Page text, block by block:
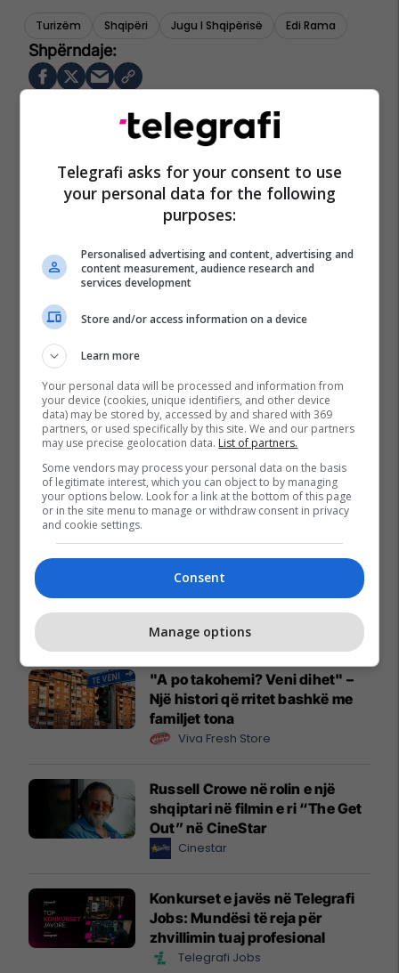
Turizëm Shqipëri Jugu I Shqipërisë Edi Rama
Reklamo këtu
"A po takohemi? Veni dihet" –
Një histori që rritet bashkë me
familjet tona
Viva Fresh Store
Russell Crowe në rolin e një
shqiptari në filmin e ri “The Get
Out” në CineStar
Cinestar
Konkurset e javës në Telegrafi
Jobs: Mundësi të reja për
zhvillimin tuaj profesional
Telegrafi Jobs
Telegrafi asks for your consent to use
your personal data for the following
purposes:
Personalised advertising and content, advertising and
content measurement, audience research and
services development
Store and/or access information on a device
Learn more
Your personal data will be processed and information from
your device (cookies, unique identifiers, and other device
data) may be stored by, accessed by and shared with 369
partners, or used specifically by this site. We and our partners
may use precise geolocation data. List of partners.
Some vendors may process your personal data on the basis
of legitimate interest, which you can object to by managing
your options below. Look for a link at the bottom of this page
or in the site menu to manage or withdraw consent in privacy
and cookie settings.
Consent
Manage options